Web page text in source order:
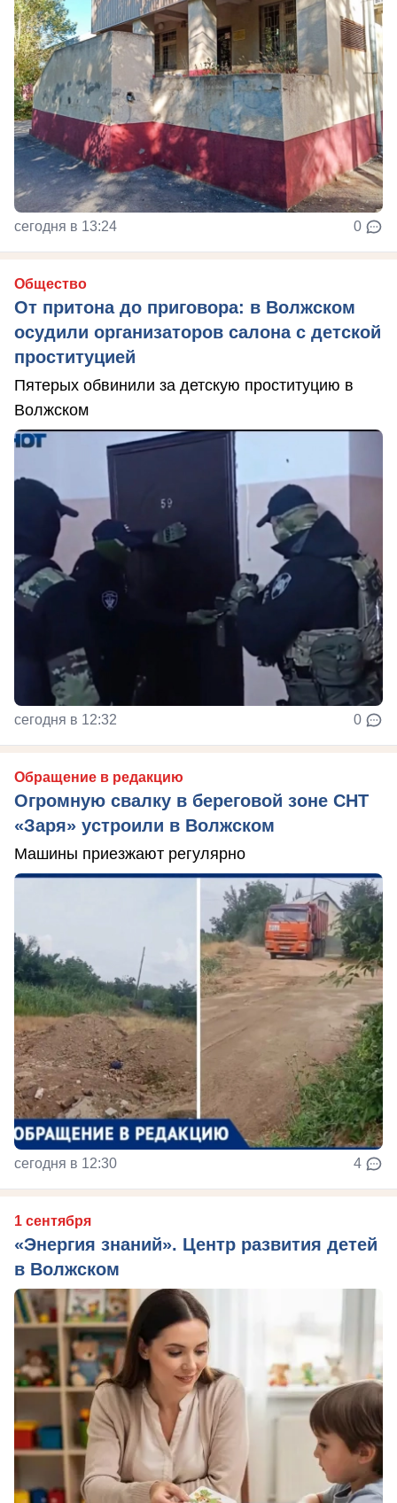
сегодня в 13:24 0
Общество
От притона до приговора: в Волжском
осудили организаторов салона с детской
проституцией
Пятерых обвинили за детскую проституцию в
Волжском
сегодня в 12:32 0
Обращение в редакцию
Огромную свалку в береговой зоне СНТ
«Заря» устроили в Волжском
Машины приезжают регулярно
сегодня в 12:30 4
1 сентября
«Энергия знаний». Центр развития детей
в Волжском